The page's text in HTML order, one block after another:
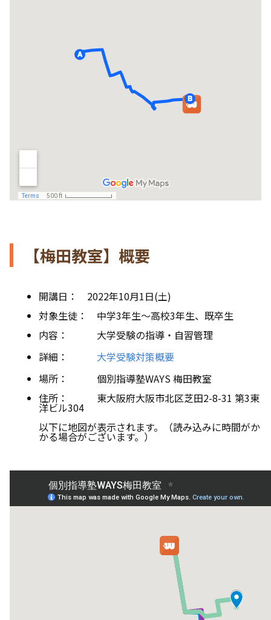
【梅田教室】概要
開講日： 2022年10月1日(土)
対象生徒： 中学3年生〜高校3年生、既卒生
内容： 大学受験の指導・自習管理
詳細： 大学受験対策概要
場所： 個別指導塾WAYS 梅田教室
住所： 東大阪府大阪市北区芝田2-8-31 第3東
洋ビル304
以下に地図が表示されます。（読み込みに時間がか
かる場合がございます。）